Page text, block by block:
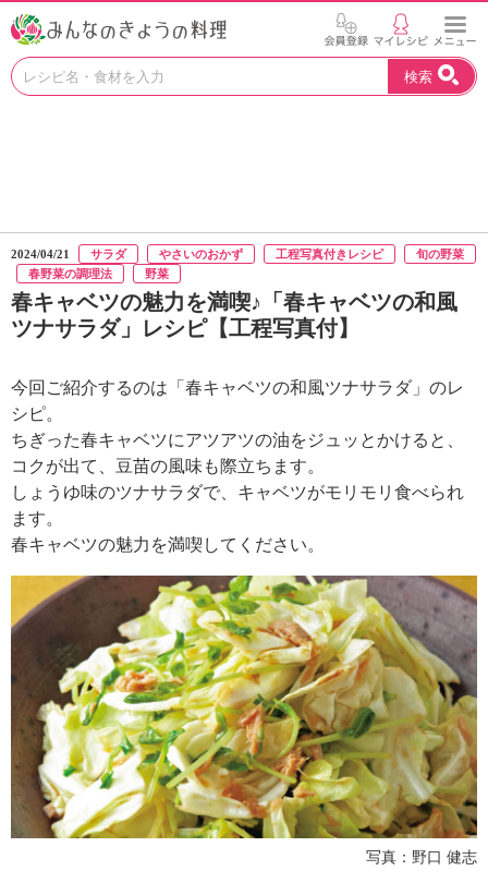
お
つ
よ
う
H
エ
デ
ュ
ー
ョ
ナ
ル
「
み
ん
な
の
き
ょ
う
の
検索
2024/04/21 サラダ やさいのおかず 工程写真付きレシピ
旬の野菜
春野菜の調理法
野菜
春キャベツの魅力を満喫♪「春キャベツの和風
ツナサラダ」レシピ【工程写真付】
今回ご紹介するのは「春キャベツの和風ツナサラダ」のレ
シピ。
ちぎった春キャベツにアツアツの油をジュッとかけると、
コクが出て、豆苗の風味も際立ちます。
しょうゆ味のツナサラダで、キャベツがモリモリ食べられ
ます。
春キャベツの魅力を満喫してください。
写真：野口 健志